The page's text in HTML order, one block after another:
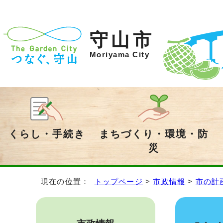
守山市
Moriyama City
くらし・手続き
まちづくり・環境・防
災
現在の位置： トップページ >市政情報 > 市の計